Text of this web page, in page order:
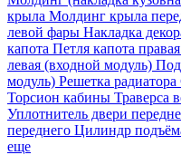
крыла Молдинг крыла
левой фары Накладка
капота Петля капота правая
левая (входной модуль)
модуль) Решетка радиатора
Торсион кабины Траверса
Уплотнитель двери
переднего Цилиндр
еще